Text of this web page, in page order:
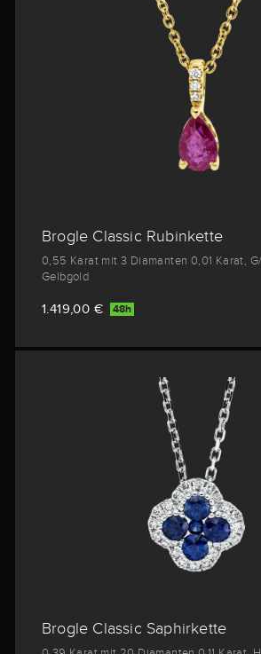
Brogle Classic Rubinkette
0,55 Karat mit 3 Diamanten 0,01 Karat,
Gelbgold
1.419,00 € 48h
Brogle Classic Saphirkette